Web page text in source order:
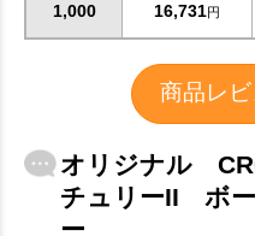
1,000 16,731円
商品レ
オリジナル
チュリーII ボー
ー